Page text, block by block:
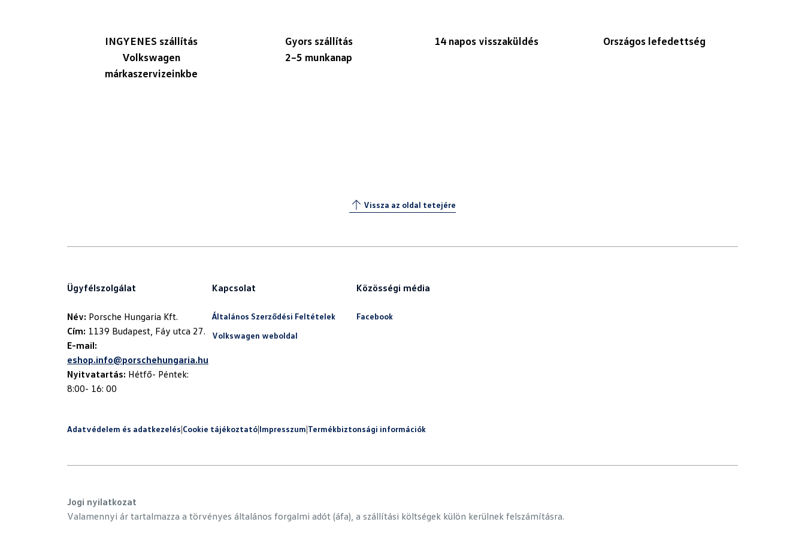
INGYENES szállítás
Volkswagen
márkaszervizeinkbe
Gyors szállítás
2–5 munkanap
14 napos visszaküldés Országos lefedettség
Vissza az oldal tetejére
Ügyfélszolgálat
Név:
Cím:
E-mail:
eshop.info@porschehungaria.hu
Nyitvatartás: Hétfő- Péntek:
8:00- 16: 00
Kapcsolat
Általános Szerződési Feltételek
Volkswagen weboldal
Közösségi média
Facebook
Adatvédelem és adatkezelés|Cookie tájékoztató|Impresszum|Termékbiztonsági információk
Jogi nyilatkozat
Valamennyi ár tartalmazza a törvényes általános forgalmi adót (áfa), a szállítási költségek külön kerülnek felszámításra.